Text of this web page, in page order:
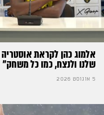
אלמוג כהן לקראת
שלנו ולנצח, כמו כל משחק״
5 אוגוסט 2026